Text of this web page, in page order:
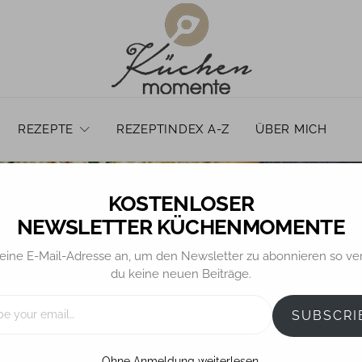
REZEPTE REZEPTINDEX A-Z ÜBER MICH
BROT / BRÖTCHEN REZEPTE
Käse-
NEWSLETTER KÜCHENMOMENTE
E-Mail-Adresse an, um den Newsletter zu abonnieren so
du keine neuen Beiträge.